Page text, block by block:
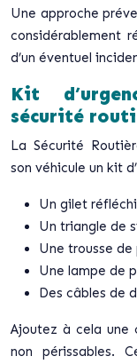
Une approche
considérablement
d’un éventuel
Kit
sécurité
La Sécurité
son véhicule un kit
Un gilet
Un triangle de
Une trousse de
Une lampe de
Des câbles de
Ajoutez à cela une
non périssables.